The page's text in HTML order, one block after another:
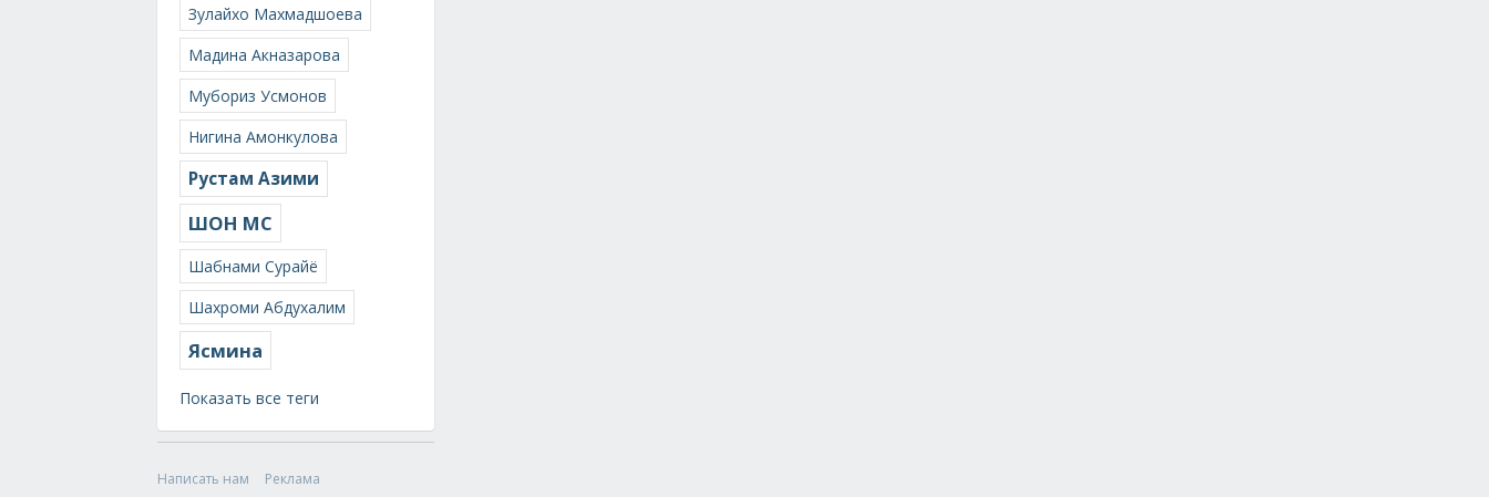
Зулайхо Махмадшоева
Мадина Акназарова
Мубориз Усмонов
Нигина Амонкулова
Рустам Азими
ШОН МС
Шабнами Сурайё
Шахроми Абдухалим
Ясмина
Показать все теги
Написать нам
Реклама